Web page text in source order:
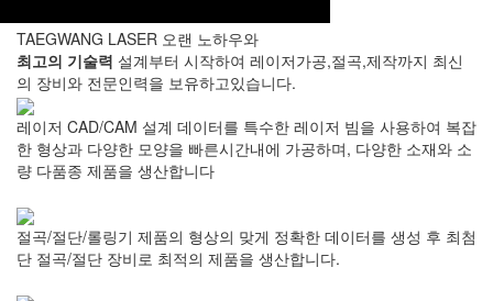
TAEGWANG LASER 오랜 노하우와
최고의 기술력 설계부터 시작하여 레이저가공,절곡,제작까지 최신
의 장비와 전문인력을 보유하고있습니다.
레이저 CAD/CAM 설계 데이터를 특수한 레이저 빔을 사용하여 복잡
한 형상과 다양한 모양을 빠른시간내에 가공하며, 다양한 소재와 소
량 다품종 제품을 생산합니다
절곡/절단/롤링기 제품의 형상의 맞게 정확한 데이터를 생성 후 최첨
단 절곡/절단 장비로 최적의 제품을 생산합니다.